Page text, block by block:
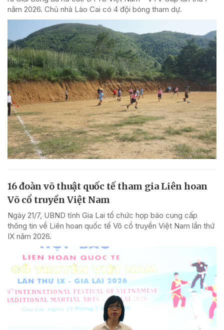
năm 2026. Chủ nhà Lào Cai có 4 đội bóng tham dự.
16 đoàn võ thuật quốc tế tham gia Liên hoan
Võ cổ truyền Việt Nam
Ngày 21/7, UBND tỉnh Gia Lai tổ chức họp báo cung cấp
thông tin về Liên hoan quốc tế Võ cổ truyền Việt Nam lần thứ
IX năm 2026.